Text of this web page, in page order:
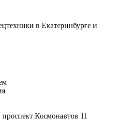
в Екатеринбурге и
Космонавтов 11